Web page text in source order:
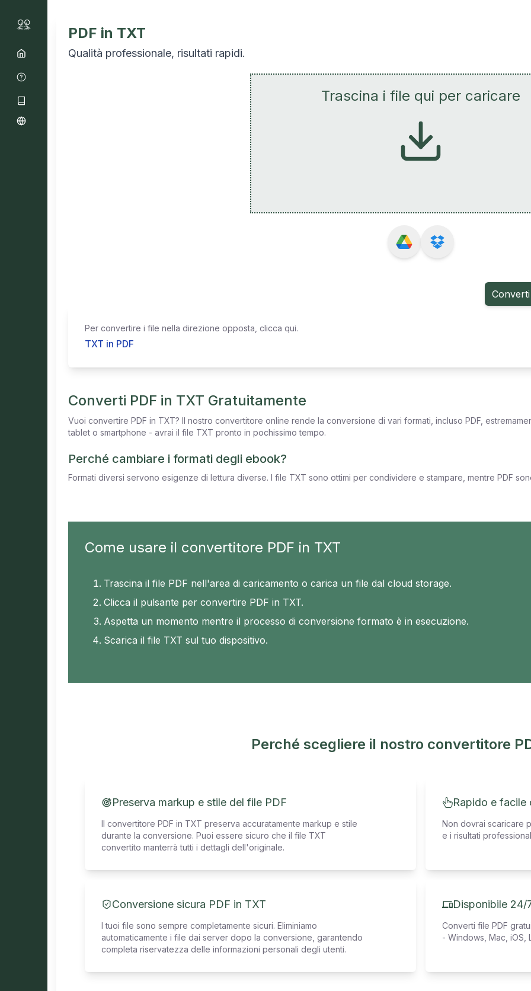
PDF in TXT
Qualità professionale, risultati rapidi.
Trascina i file qui per caricare
Per convertire i file nella direzione opposta, clicca qui.
TXT in PDF
Converti PDF in TXT Gratuitamente
Vuoi convertire PDF in TXT? Il nostro convertitore online rende la conversione di vari formati, incluso PDF,
tablet o smartphone - avrai il file TXT pronto in pochissimo tempo.
Perché cambiare i formati degli ebook?
Formati diversi servono esigenze di lettura diverse. I file TXT sono ottimi per condividere e stampare, mentre PDF
Come usare il convertitore PDF in TXT
Trascina il file PDF nell'area di caricamento o carica un file dal cloud storage.
Clicca il pulsante per convertire PDF in TXT.
Aspetta un momento mentre il processo di conversione formato è in esecuzione.
Scarica il file TXT sul tuo dispositivo.
Perché scegliere il nostro convertitore
Preserva markup e stile del file PDF
Il convertitore PDF in TXT preserva accuratamente markup e stile
durante la conversione. Puoi essere sicuro che il file TXT
convertito manterrà tutti i dettagli dell'originale.
Rapido e facile
Non dovrai scaricare
e i risultati
Conversione sicura PDF in TXT
I tuoi file sono sempre completamente sicuri. Eliminiamo
automaticamente i file dai server dopo la conversione, garantendo
completa riservatezza delle informazioni personali degli utenti.
Disponibile 24/
Converti file PDF
- Windows, Mac, iOS,